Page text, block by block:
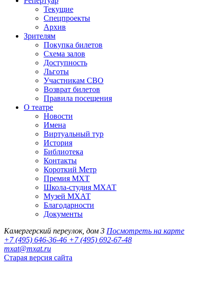
Текущие
Спецпроекты
Архив
Зрителям
Покупка билетов
Схема залов
Доступность
Льготы
Участникам СВО
Возврат билетов
Правила посещения
О театре
Новости
Имена
Виртуальный тур
История
Библиотека
Контакты
Короткий Метр
Премия МХТ
Школа-студия МХАТ
Музей МХАТ
Благодарности
Документы
Камергерский переулок, дом 3 Посмотреть на карте
+7 (495) 646-36-46 +7 (495) 692-67-48‬
mxat@mxat.ru
Старая версия сайта